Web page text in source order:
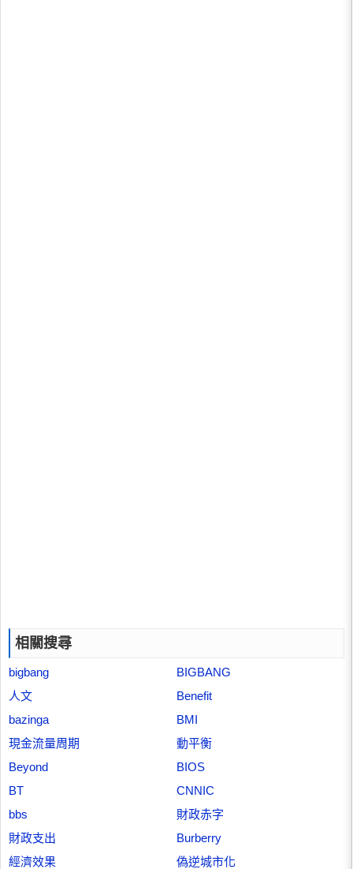
相關搜尋
bigbang
BIGBANG
人文
Benefit
bazinga
BMI
現金流量周期
動平衡
Beyond
BIOS
BT
CNNIC
bbs
財政赤字
財政支出
Burberry
經濟效果
偽逆城市化